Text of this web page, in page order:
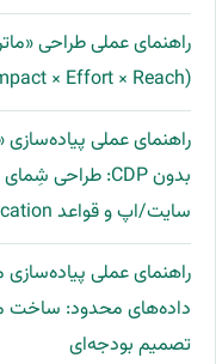
راهنمای عملی طراحی
(Impact × Effort × Reach) با قالب اکسل و مثال واقعی
سایت/اپ و قواعد Deduplication + قالب Mapping
داده‌های محدود: ساخت
تصمیم بودجه‌ای